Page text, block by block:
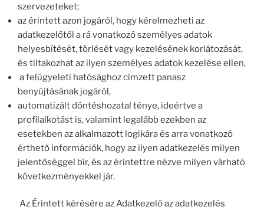
szervezeteket;
az érintett azon jogáról, hogy kérelmezheti az
adatkezelőtől a rá vonatkozó személyes adatok
helyesbítését, törlését vagy kezelésének korlátozását,
és tiltakozhat az ilyen személyes adatok kezelése ellen,
a felügyeleti hatósághoz címzett panasz
benyújtásának jogáról,
automatizált döntéshozatal ténye, ideértve a
profilalkotást is, valamint legalább ezekben az
esetekben az alkalmazott logikára és arra vonatkozó
érthető információk, hogy az ilyen adatkezelés milyen
jelentőséggel bír, és az érintettre nézve milyen várható
következményekkel jár.
Az Érintett kérésére az Adatkezelő az adatkezelés